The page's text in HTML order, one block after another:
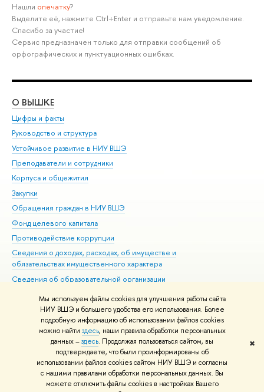
Мы используем файлы cookies для улучшения работы сайта
НИУ ВШЭ и большего удобства его использования. Более
подробную информацию об использовании файлов cookies
можно найти здесь, наши правила обработки персональных
данных –здесь. Продолжая пользоваться сайтом, вы
подтверждаете, что были проинформированы об
использовании файлов cookies сайтом НИУ ВШЭ и согласны
с нашими правилами обработки персональных данных. Вы
можете отключить файлы cookies в настройках Вашего
✖
Нашли опечатку?
Выделите её, нажмите Ctrl+Enter и отправьте нам уведомление.
Спасибо за участие!
Сервис предназначен только для отправки сообщений об
орфографических и пунктуационных ошибках.
О ВЫШКЕ
Цифры и факты
Руководство и структура
Устойчивое развитие в НИУ ВШЭ
Преподаватели и сотрудники
Корпуса и общежития
Закупки
Обращения граждан в НИУ ВШЭ
Фонд целевого капитала
Противодействие коррупции
Сведения о доходах, расходах, об имуществе и
обязательствах имущественного характера
Сведения об образовательной организации
Людям с ограниченными возможностями здоровья
Единая платежная страница
Работа в Вышке
© НИУ ВШЭ 1993–2026 Адреса и контакты Условия использования
материалов Политика конфиденциальности Карта сайта
Шрифты HSE Sans и HSE Slab разработаны вШколе дизайна НИУ ВШЭ